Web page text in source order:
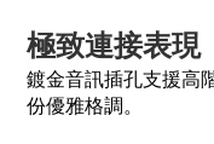
極致連接表現
鍍金音訊插孔支援高
份優雅格調。